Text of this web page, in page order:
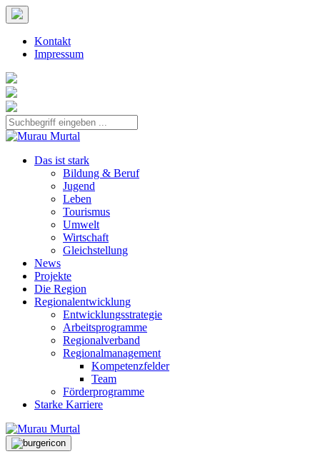
Kontakt
Impressum
Das ist stark
Bildung & Beruf
Jugend
Leben
Tourismus
Umwelt
Wirtschaft
Gleichstellung
News
Projekte
Die Region
Regionalentwicklung
Entwicklungsstrategie
Arbeitsprogramme
Regionalverband
Regionalmanagement
Kompetenzfelder
Team
Förderprogramme
Starke Karriere